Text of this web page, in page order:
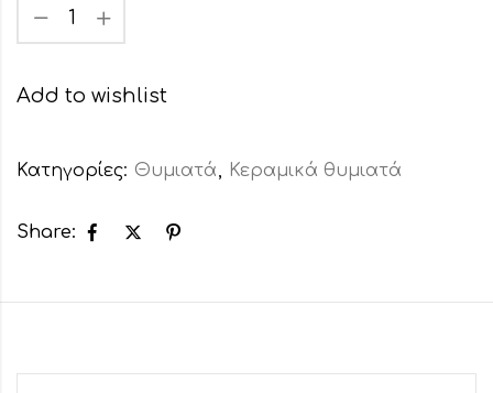
Add to wishlist
Κατηγορίες: Θυμιατά, Κεραμικά θυμιατά
Share: